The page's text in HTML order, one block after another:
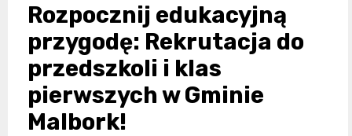
Rozpocznij edukacyjną
przygodę: Rekrutacja do
przedszkoli i klas
pierwszych w Gminie
Malbork!